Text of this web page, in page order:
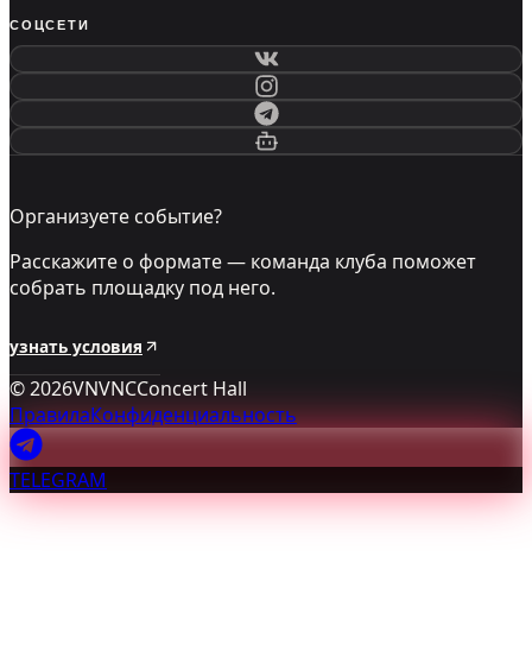
СОЦСЕТИ
Организуете событие?
Расскажите о формате — команда клуба поможет
собрать площадку под него.
узнать условия
©2026VNVNCConcert Hall
ПравилаКонфиденциальность
TELEGRAM